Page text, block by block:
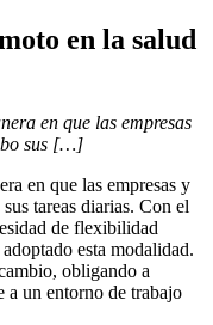
en la salud
en que las empresas
sus […]
en que las empresas y
tareas diarias. Con el
de flexibilidad
esta modalidad.
obligando a
a un entorno de trabajo